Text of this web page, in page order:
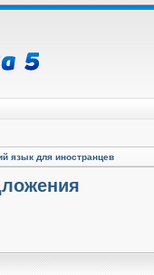
язык для иностранцев